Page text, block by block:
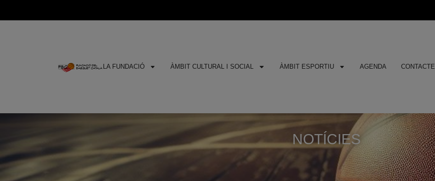
LA FUNDACIÓ ÀMBIT CULTURAL I SOCIAL ÀMBIT ESPORTIU AGENDA CONTACTE
NOTÍCIES